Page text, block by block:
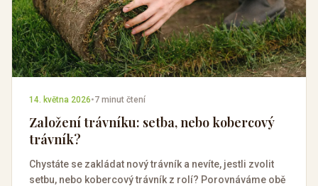
14. května 2026•7 minut čtení
Založení trávníku: setba, nebo kobercový
trávník?
Chystáte se zakládat nový trávník a nevíte, jestli zvolit
setbu, nebo kobercový trávník z rolí? Porovnáváme obě